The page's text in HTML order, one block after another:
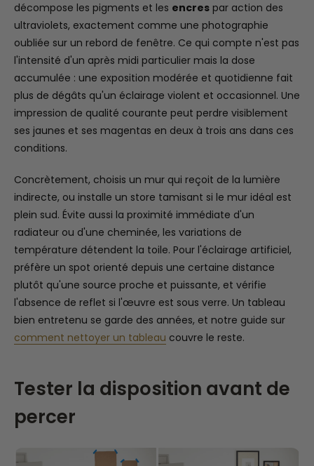
décompose les pigments et les encres par action des
ultraviolets, exactement comme une photographie
oubliée sur un rebord de fenêtre. Ce qui compte n'est pas
l'intensité d'un après midi particulier mais la dose
accumulée : une exposition modérée et quotidienne fait
plus de dégâts qu'un éclairage violent et occasionnel. Une
impression de qualité courante peut perdre visiblement
ses jaunes et ses magentas en deux à trois ans dans ces
conditions.
Concrètement, choisis un mur qui reçoit de la lumière
indirecte, ou installe un store tamisant si le mur idéal est
plein sud. Évite aussi la proximité immédiate d'un
radiateur ou d'une cheminée, les variations de
température détendent la toile. Pour l'éclairage artificiel,
préfère un spot orienté depuis une certaine distance
plutôt qu'une source proche et puissante, et vérifie
l'absence de reflet si l'œuvre est sous verre. Un tableau
bien entretenu se garde des années, et notre guide sur
comment nettoyer un tableau couvre le reste.
Tester la disposition avant de
percer